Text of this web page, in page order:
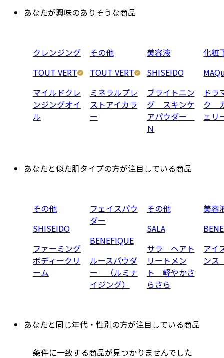
あなたが興味のありそうな商品
クレンジング
TOUT VERT
マイルドクレ
ンジングオイ
ル
その他
TOUT VERT
ミネラルプレ
ストアイカラ
ー
美容液
SHISEIDO
ブライトニン
グ スキンケ
アパウダー
Ｎ
化粧
ドラ
ク
ェ
あなたと似た肌タイプの方が注目している商品
その他
SHISEIDO
ファーミング
ボディークリ
ーム
フェイスパウ
ダー
BENEFIQUE
ルースパウダ
ー （ルミナ
イジング）
その他
SALA
サラ ヘアト
リートメン
ト 軽やかさ
らさら
美容
アイ
ン
あなたと同じ年代・性別の方が注目している商品
条件に一致する商品が見つかりませんでした